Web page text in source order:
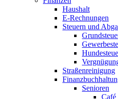
Haushalt
E-Rechnungen
Steuern und
Straßenreinigung
Senioren
Café